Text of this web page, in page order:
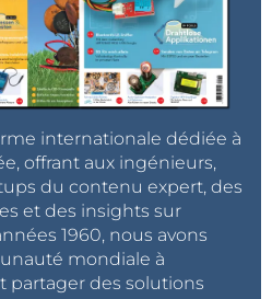
internationale dédiée à
offrant aux ingénieurs,
du contenu expert, des
et des insights sur
1960, nous avons
mondiale à
partager des solutions